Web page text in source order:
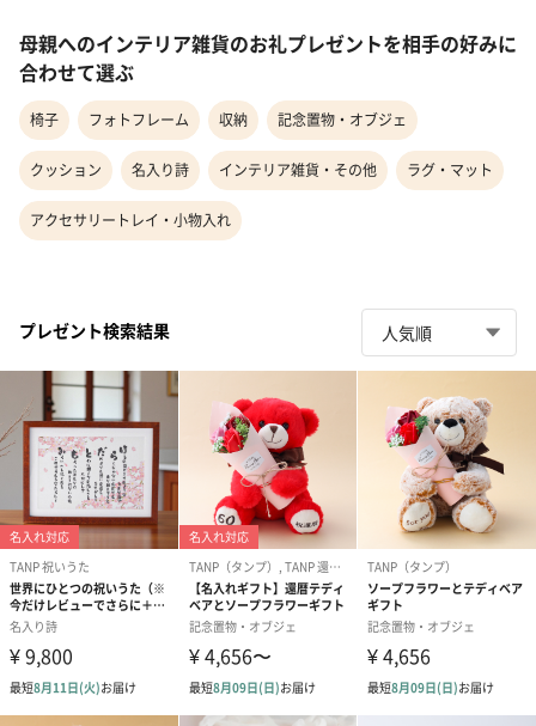
母親へのインテリア雑貨のお礼プレゼントを相手の好みに
合わせて選ぶ
椅子 フォトフレーム 収納 記念置物・オブジェ
クッション 名入り詩 インテリア雑貨・その他 ラグ・マット
アクセサリートレイ・小物入れ
プレゼント検索結果